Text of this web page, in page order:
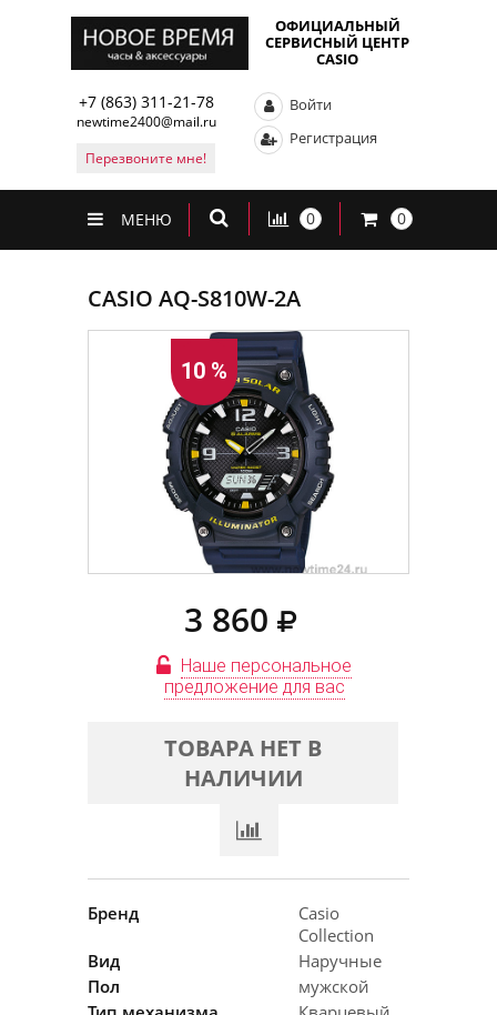
ОФИЦИАЛЬНЫЙ
СЕРВИСНЫЙ ЦЕНТР
CASIO
+7 (863) 311-21-78
newtime2400@mail.ru
Перезвоните мне!
Войти
Регистрация
МЕНЮ 0 0
CASIO AQ-S810W-2A
10 %
3 860
Наше персональное
предложение для вас
ТОВАРА НЕТ В
НАЛИЧИИ
Бренд
Casio
Collection
Вид
Наручные
Пол
мужской